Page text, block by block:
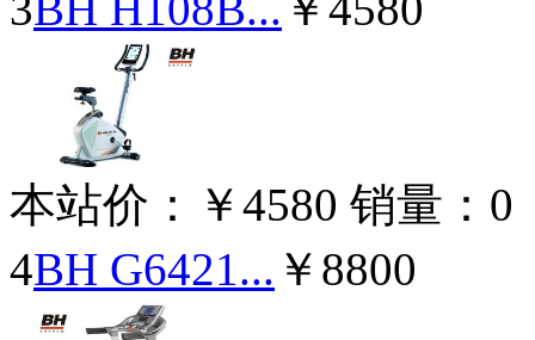
本站价： ￥4580 销量： 0
4BH G6421... ￥8800